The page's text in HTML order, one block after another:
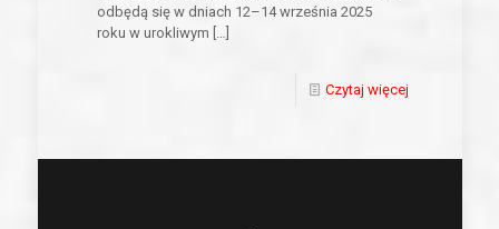
odbędą się w dniach 12–14 września 2025
roku w urokliwym
Czytaj więcej